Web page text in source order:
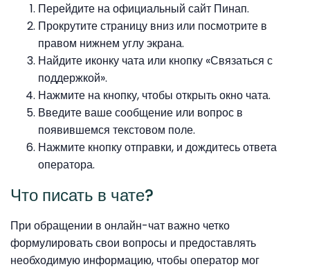
Перейдите на официальный сайт Пинап.
Прокрутите страницу вниз или посмотрите в
правом нижнем углу экрана.
Найдите иконку чата или кнопку «Связаться с
поддержкой».
Нажмите на кнопку, чтобы открыть окно чата.
Введите ваше сообщение или вопрос в
появившемся текстовом поле.
Нажмите кнопку отправки, и дождитесь ответа
оператора.
Что писать в чате?
При обращении в онлайн-чат важно четко
формулировать свои вопросы и предоставлять
необходимую информацию, чтобы оператор мог